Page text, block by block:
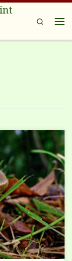
Search
par André Bidaut,
à lui. Views: